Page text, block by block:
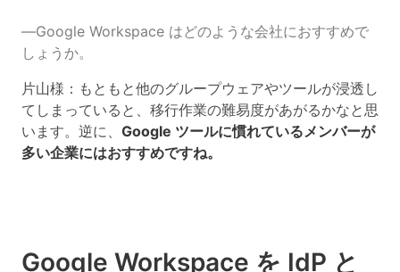
―Google Workspace はどのような会社におすすめで
しょうか。
片山様：もともと他のグループウェアやツールが浸透し
てしまっていると、移行作業の難易度があがるかなと思
います。逆に、 Google ツールに慣れているメンバーが
多い企業にはおすすめですね。
Google Workspace を IdP と